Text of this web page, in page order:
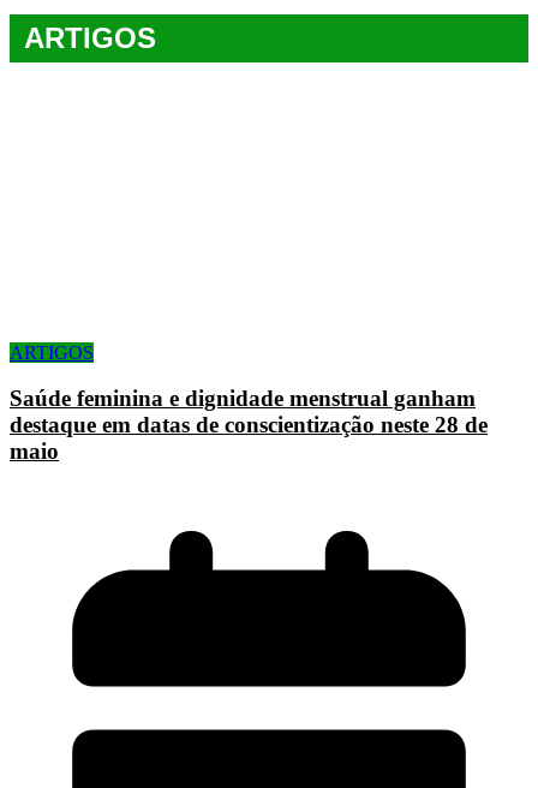
ARTIGOS
ARTIGOS
Saúde feminina e dignidade menstrual ganham
destaque em datas de conscientização neste 28 de
maio